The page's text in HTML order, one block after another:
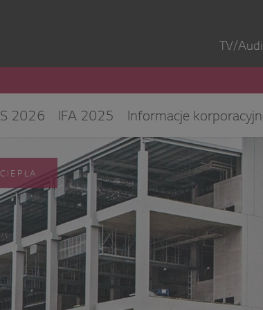
TV/
2026 IFA 2025 Informacje
Sprzęt IT ESG/CSR Kontakt